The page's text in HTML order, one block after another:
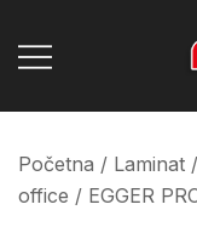
Početna / Laminat /
office / EGGER